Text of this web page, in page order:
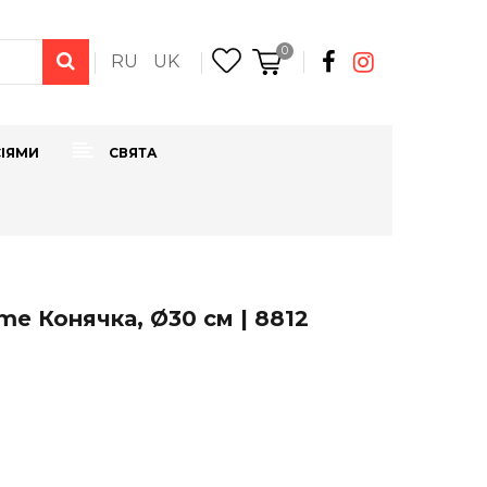
RU UK
0
СВЯТА
Конячка, Ø30 см | 8812